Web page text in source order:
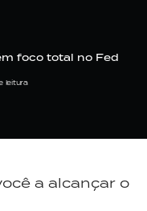
foco total no Fed
leitura
a alcançar o